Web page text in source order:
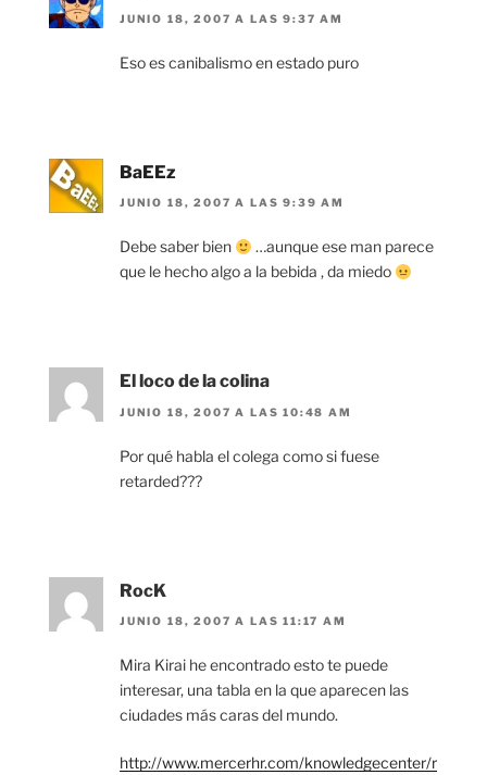
JUNIO 18, 2007 A LAS 9:37 AM
Eso es canibalismo en estado puro
BaEEz
JUNIO 18, 2007 A LAS 9:39 AM
Debe saber bien
…aunque ese man parece
que le hecho algo a la bebida , da miedo
El loco de la colina
JUNIO 18, 2007 A LAS 10:48 AM
Por qué habla el colega como si fuese
retarded???
RocK
JUNIO 18, 2007 A LAS 11:17 AM
Mira Kirai he encontrado esto te puede
interesar, una tabla en la que aparecen las
ciudades más caras del mundo.
http://www.mercerhr.com/knowledgecenter/r